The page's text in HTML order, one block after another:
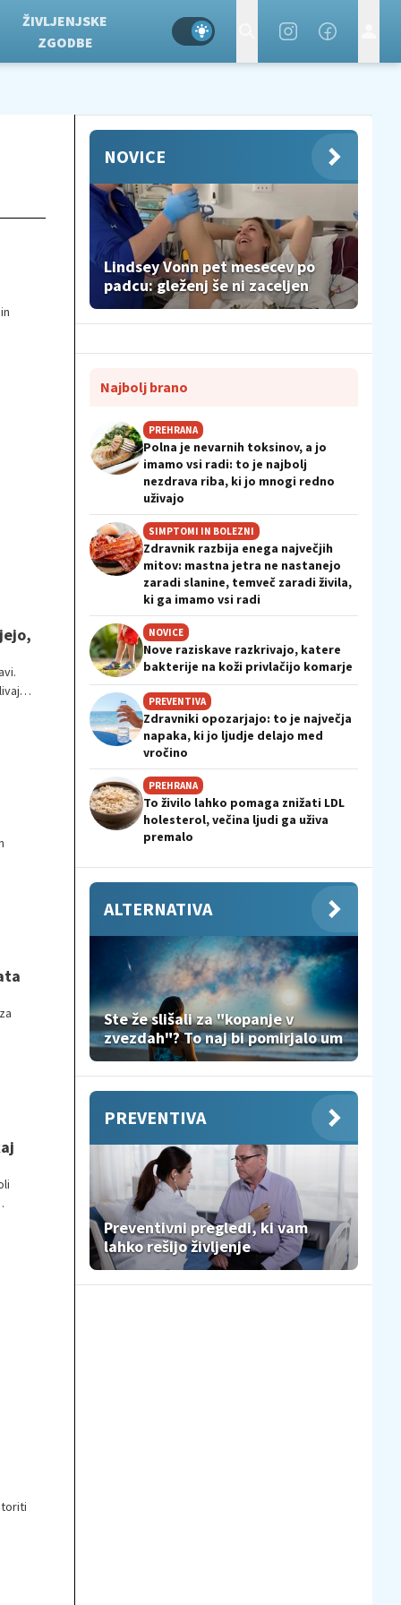
ŽIVLJENJSKE
ZGODBE
NOVICE
Lindsey Vonn pet mesecev po
padcu: gleženj še ni zaceljen
Najbolj brano
PREHRANA
Polna je nevarnih toksinov, a jo
imamo vsi radi: to je najbolj
nezdrava riba, ki jo mnogi redno
uživajo
SIMPTOMI IN BOLEZNI
Zdravnik razbija enega največjih
mitov: mastna jetra ne nastanejo
zaradi slanine, temveč zaradi živila,
ki ga imamo vsi radi
NOVICE
Nove raziskave razkrivajo, katere
bakterije na koži privlačijo komarje
PREVENTIVA
Zdravniki opozarjajo: to je največja
napaka, ki jo ljudje delajo med
vročino
PREHRANA
To živilo lahko pomaga znižati LDL
holesterol, večina ljudi ga uživa
premalo
ALTERNATIVA
Ste že slišali za "kopanje v
zvezdah"? To naj bi pomirjalo um
PREVENTIVA
Preventivni pregledi, ki vam
lahko rešijo življenje